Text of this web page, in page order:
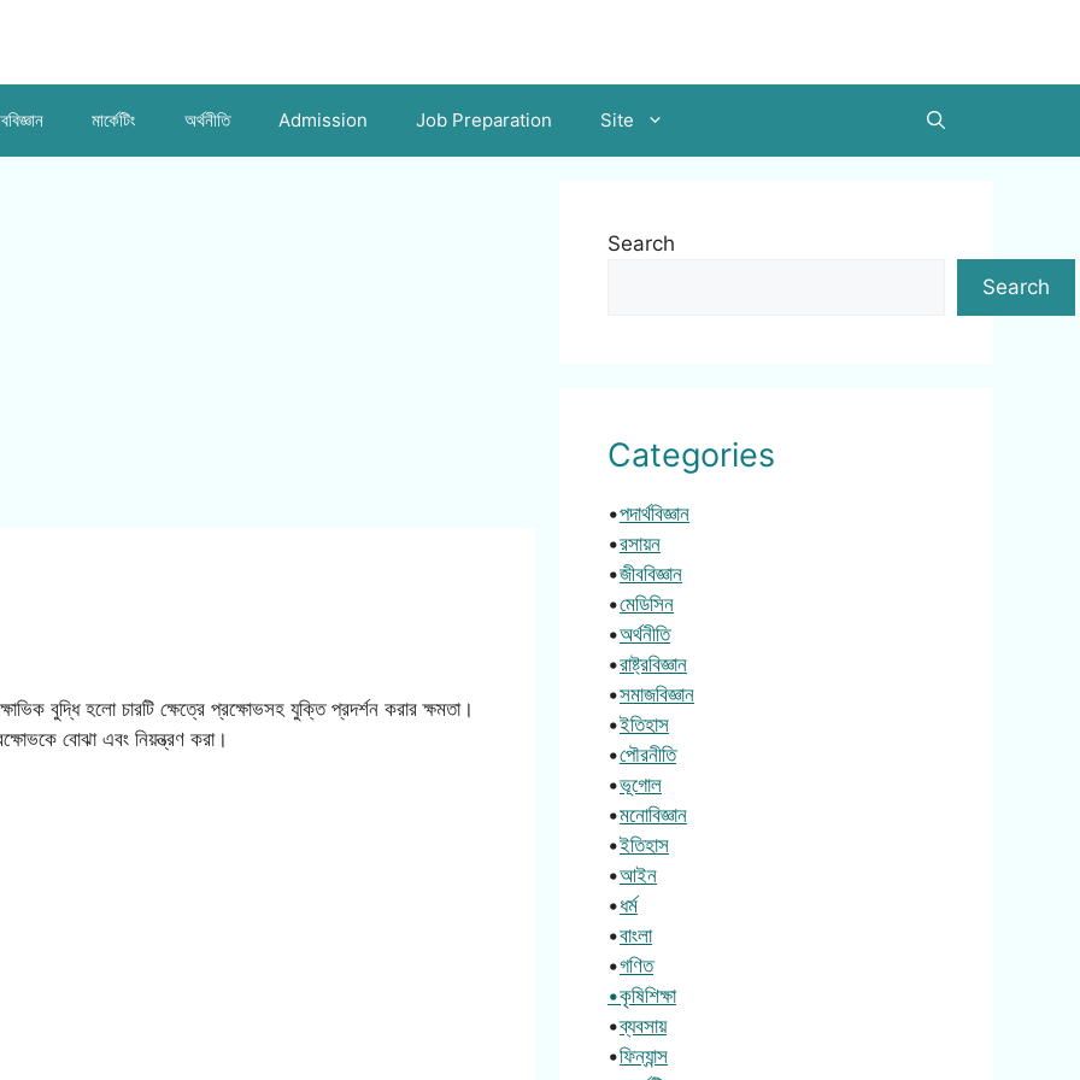
মার্কেটিং অর্থনীতি Admission Job Preparation Site
হলো চারটি ক্ষেত্রে প্রক্ষোভসহ যুক্তি প্রদর্শন করার ক্ষমতা।
বোঝা এবং নিয়ন্ত্রণ করা।
Search
Search
Categories
•পদার্থবিজ্ঞান
•রসায়ন
•জীববিজ্ঞান
•মেডিসিন
•অর্থনীতি
•রাষ্ট্রবিজ্ঞান
•সমাজবিজ্ঞান
•ইতিহাস
•পৌরনীতি
•ভূগোল
•মনোবিজ্ঞান
•ইতিহাস
•আইন
•ধর্ম
•বাংলা
•গণিত
•কৃষিশিক্ষা
•ব্যবসায়
•ফিন্যান্স